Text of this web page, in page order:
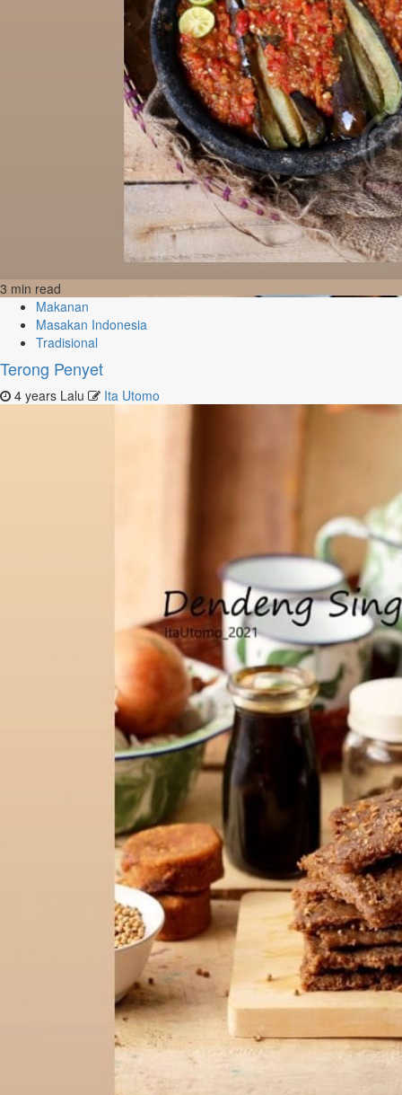
3 min read
Makanan
Masakan Indonesia
Tradisional
Terong Penyet
4 years Lalu Ita Utomo